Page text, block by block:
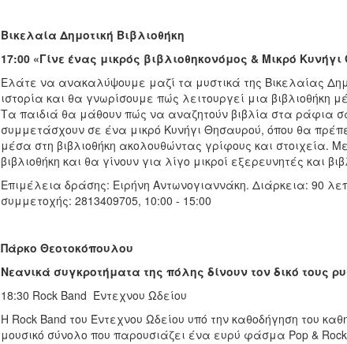
Βικελαία Δημοτική Βιβλιοθήκη
17:00 «Γίνε ένας μικρός βιβλιοθηκονόμος & Μικρό
Ελάτε να ανακαλύψουμε μαζί τα μυστικά της Βικελαίας
ιστορία και θα γνωρίσουμε πώς λειτουργεί μια
Τα παιδιά θα μάθουν πώς να αναζητούν βιβλία στα ράφια
συμμετάσχουν σε ένα μικρό Κυνήγι Θησαυρού, όπου θα
μέσα στη βιβλιοθήκη ακολουθώντας γρίφους και στοιχεία.
βιβλιοθήκη και θα γίνουν για λίγο μικροί εξερευνητές και
Επιμέλεια δράσης: Ειρήνη Αντωνογιαννάκη. Διάρκεια: 90
συμμετοχής: 2813409705, 10:00 - 15:00
Πάρκο Θεοτοκόπουλου
Νεανικά συγκροτήματα της πόλης δίνουν τον δικό τους
18:30 Rock Band Έντεχνου Ωδείου
Η Rock Band του Έντεχνου Ωδείου υπό την καθοδήγηση του
μουσικό σύνολο που παρουσιάζει ένα ευρύ φάσμα Pop &